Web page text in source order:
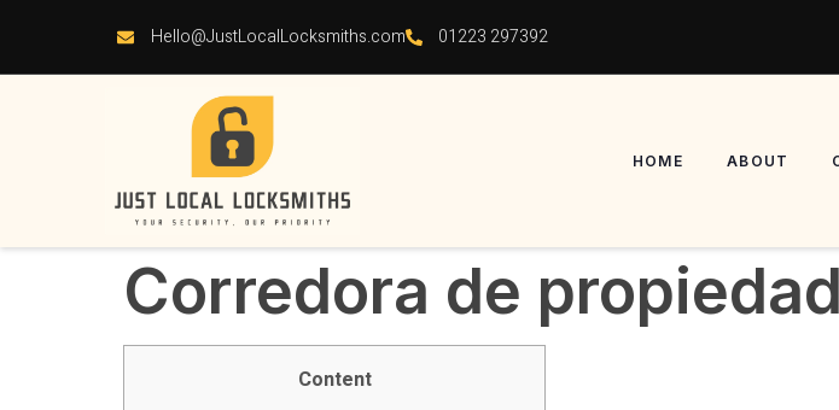
Hello@JustLocalLocksmiths.com 01223 297392
HOME ABOUT
Corredora de
Content